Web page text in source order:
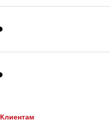
Клиентам